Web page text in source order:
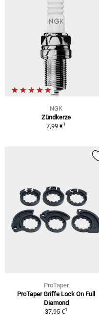
NGK
Zündkerze
7,99 €1
ProTaper
ProTaper Griffe Lock On Full
Diamond
37,95 €1